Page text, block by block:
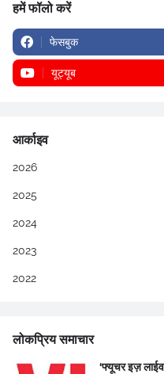
हमें फॉलो करें
फेसबुक
यूट्यूब
आर्काइव
2026
2025
2024
2023
2022
लोकप्रिय समाचार
‘फ्यूचर इज़